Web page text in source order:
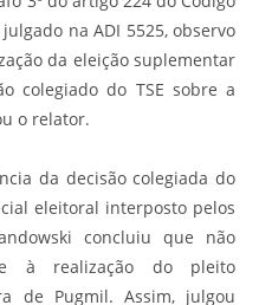
na ADI 5525, observo
da eleição suplementar
colegiado do TSE sobre a
o relator.
da decisão colegiada do
eleitoral interposto pelos
concluiu que não
à realização do pleito
de Pugmil. Assim, julgou